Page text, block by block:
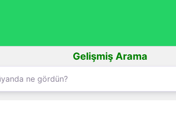
Gelişmiş Arama